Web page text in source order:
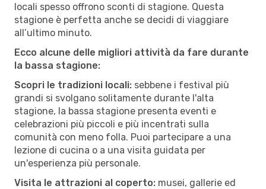
locali spesso offrono sconti di stagione. Questa
stagione è perfetta anche se decidi di viaggiare
all’ultimo minuto.
Ecco alcune delle migliori attività da fare durante
la bassa stagione:
Scopri le tradizioni locali: sebbene i festival più
grandi si svolgano solitamente durante l'alta
stagione, la bassa stagione presenta eventi e
celebrazioni più piccoli e più incentrati sulla
comunità con meno folla. Puoi partecipare a una
lezione di cucina o a una visita guidata per
un'esperienza più personale.
Visita le attrazioni al coperto: musei, gallerie ed